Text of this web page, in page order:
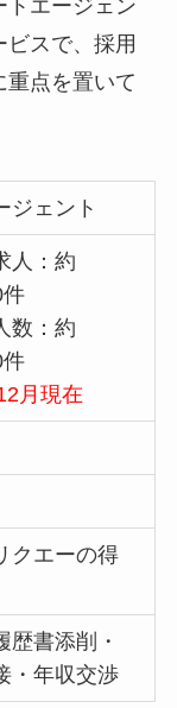
トエージェン
ビスで、採用
点を置いて
ジェント
人：約
数：約
月現在
クエーの得
歴書添削・
・年収交渉